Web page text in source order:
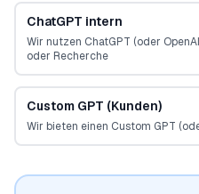
ChatGPT intern
Wir nutzen ChatGPT (oder
oder Recherche
Custom GPT (Kunden)
Wir bieten einen Custom GPT